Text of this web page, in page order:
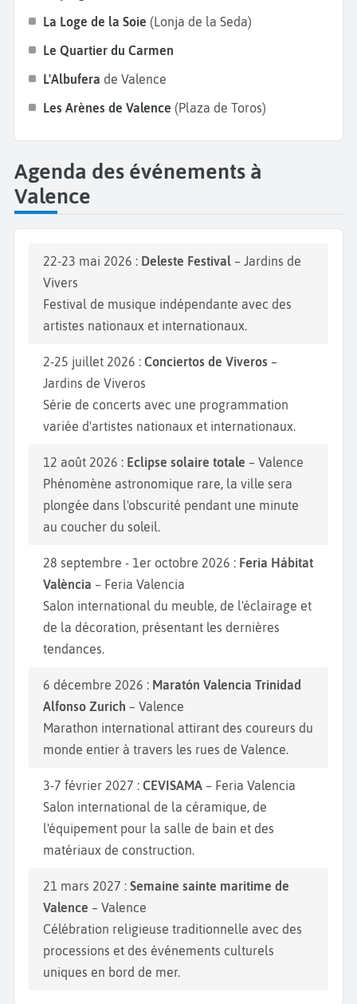
ambiance festive en assistant à Las Fallas, une fête
l’UNESCO, où d’immenses sculptures en carton-pâte
sont brûlées lors de la nuit du 19 mars. Bonnes
vacances à Valence !
La Loge de la Soie (Lonja de la Seda)
Le Quartier du Carmen
L'Albufera de Valence
Les Arènes de Valence (Plaza de Toros)
Agenda des événements à
Valence
22-23 mai 2026 : Deleste Festival – Jardins de
Vivers
Festival de musique indépendante avec des
artistes nationaux et internationaux.
2-25 juillet 2026 : Conciertos de Viveros –
Jardins de Viveros
Série de concerts avec une programmation
variée d'artistes nationaux et internationaux.
12 août 2026 : Eclipse solaire totale – Valence
Phénomène astronomique rare, la ville sera
plongée dans l'obscurité pendant une minute
au coucher du soleil.
28 septembre - 1er octobre 2026 : Feria Hábitat
València – Feria Valencia
Salon international du meuble, de l'éclairage et
de la décoration, présentant les dernières
tendances.
6 décembre 2026 : Maratón Valencia Trinidad
Alfonso Zurich – Valence
Marathon international attirant des coureurs du
monde entier à travers les rues de Valence.
3-7 février 2027 : CEVISAMA – Feria Valencia
Salon international de la céramique, de
l'équipement pour la salle de bain et des
matériaux de construction.
21 mars 2027 : Semaine sainte maritime de
Valence – Valence
Célébration religieuse traditionnelle avec des
processions et des événements culturels
uniques en bord de mer.